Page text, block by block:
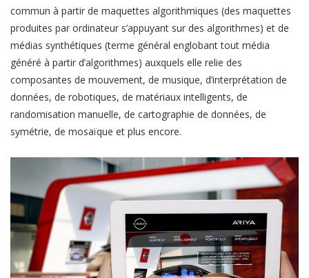
commun à partir de maquettes algorithmiques (des maquettes
produites par ordinateur s’appuyant sur des algorithmes) et de
médias synthétiques (terme général englobant tout média
généré à partir d’algorithmes) auxquels elle relie des
composantes de mouvement, de musique, d’interprétation de
données, de robotiques, de matériaux intelligents, de
randomisation manuelle, de cartographie de données, de
symétrie, de mosaïque et plus encore.